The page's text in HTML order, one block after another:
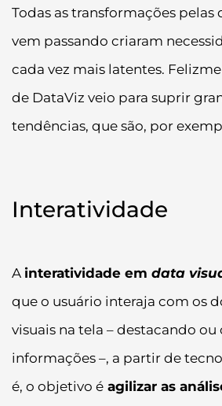
Todas as transformações pelas
vem passando criaram
cada vez mais latentes.
de DataViz veio para suprir
tendências, que são, por
Interatividade
A interatividade em data
que o usuário interaja com os
visuais na tela – destacando
informações –, a partir de
é, o objetivo é agilizar as